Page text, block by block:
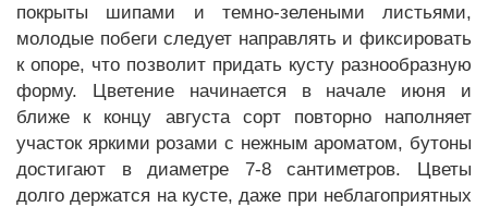
покрыты шипами и темно-зелеными листьями,
молодые побеги следует направлять и фиксировать
к опоре, что позволит придать кусту разнообразную
форму. Цветение начинается в начале июня и
ближе к концу августа сорт повторно наполняет
участок яркими розами с нежным ароматом, бутоны
достигают в диаметре 7-8 сантиметров. Цветы
долго держатся на кусте, даже при неблагоприятных